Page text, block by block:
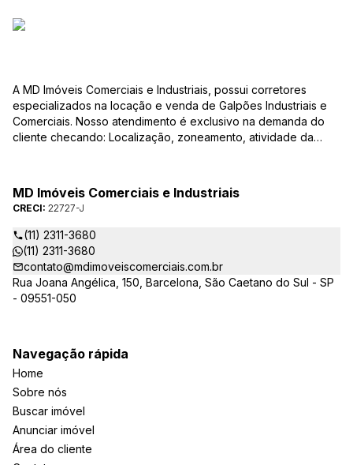
A MD Imóveis Comerciais e Industriais, possui corretores
especializados na locação e venda de Galpões Industriais e
Comerciais. Nosso atendimento é exclusivo na demanda do
cliente checando: Localização, zoneamento, atividade da
atender de verdade a sua necessidade!
MD Imóveis Comerciais e Industriais
CRECI: 22727-J
(11) 2311-3680
(11) 2311-3680
contato@mdimoveiscomerciais.com.br
Rua Joana Angélica, 150, Barcelona, São Caetano do Sul - SP
- 09551-050
Navegação rápida
Home
Sobre nós
Buscar imóvel
Anunciar imóvel
Área do cliente